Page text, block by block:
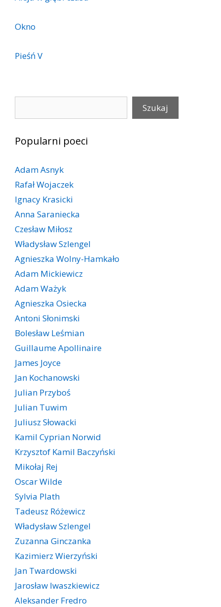
Okno
Pieśń V
Szukaj
Popularni poeci
Adam Asnyk
Rafał Wojaczek
Ignacy Krasicki
Anna Saraniecka
Czesław Miłosz
Władysław Szlengel
Agnieszka Wolny-Hamkało
Adam Mickiewicz
Adam Ważyk
Agnieszka Osiecka
Antoni Słonimski
Bolesław Leśmian
Guillaume Apollinaire
James Joyce
Jan Kochanowski
Julian Przyboś
Julian Tuwim
Juliusz Słowacki
Kamil Cyprian Norwid
Krzysztof Kamil Baczyński
Mikołaj Rej
Oscar Wilde
Sylvia Plath
Tadeusz Różewicz
Władysław Szlengel
Zuzanna Ginczanka
Kazimierz Wierzyński
Jan Twardowski
Jarosław Iwaszkiewicz
Aleksander Fredro